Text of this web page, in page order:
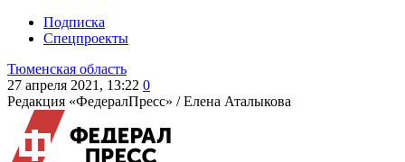
Подписка
Спецпроекты
Тюменская область
27 апреля 2021, 13:22 0
Редакция «ФедералПресс» /Елена Аталыкова